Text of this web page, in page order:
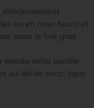
ou en osso buco) et
aussi le foie gras
épicée et/ou sucrée-
au lait de coco, lapin